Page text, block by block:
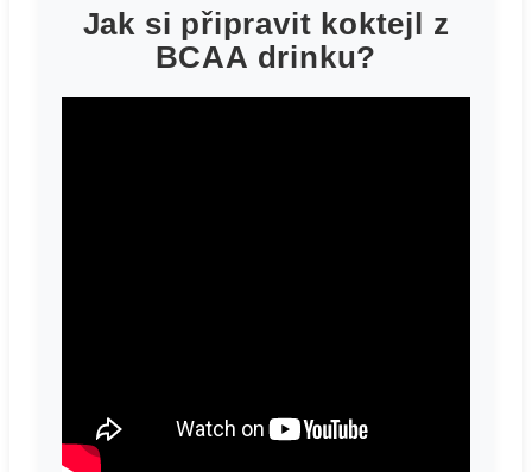
Jak si připravit koktejl z
BCAA drinku?